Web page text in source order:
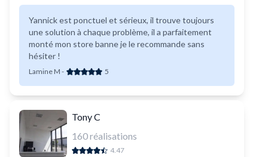
Yannick est ponctuel et sérieux, il trouve toujours
une solution à chaque problème, il a parfaitement
monté mon store banne je le recommande sans
hésiter !
Lamine M - 5
Tony C
160réalisations
4.47